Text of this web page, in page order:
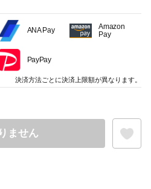
ません
ANA Pay
Amazon
Pay
PayPay
決済方法ごとに決済上限額が異なります。